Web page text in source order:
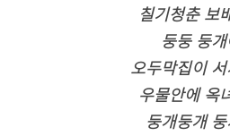
칠기청춘 보
둥둥 둥
오두막집이
우물안에 옥
둥개둥개